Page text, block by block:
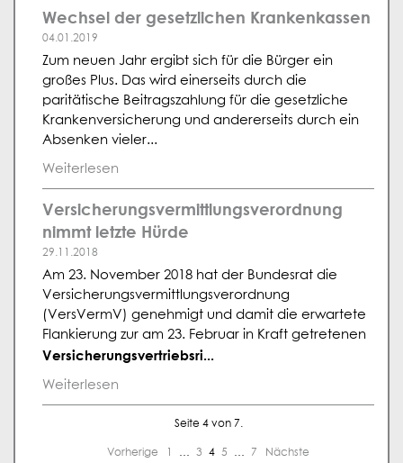
Wechsel der gesetzlichen Krankenkassen
04.01.2019
Zum neuen Jahr ergibt sich für die Bürger ein
großes Plus. Das wird einerseits durch die
paritätische Beitragszahlung für die gesetzliche
Krankenversicherung und andererseits durch ein
Absenken vieler...
Weiterlesen
Versicherungsvermittlungsverordnung
nimmt letzte Hürde
29.11.2018
Am 23. November 2018 hat der Bundesrat die
Versicherungsvermittlungsverordnung
(VersVermV) genehmigt und damit die erwartete
Flankierung zur am 23. Februar in Kraft getretenen
Versicherungsvertriebsri...
Weiterlesen
Seite 4 von 7.
Vorherige … 3 4 5 … 7 Nächste